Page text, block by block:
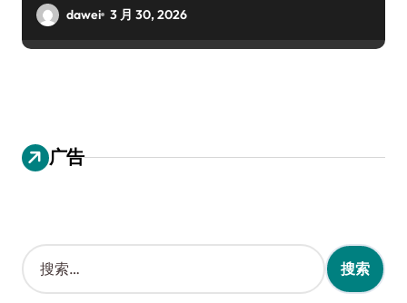
dawei 3 月 30, 2026
广告
搜
索
：